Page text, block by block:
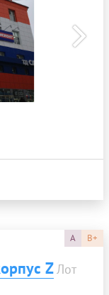
A B+
ZЛот